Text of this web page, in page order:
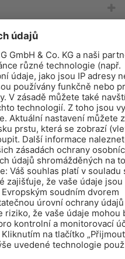
| Ochraně dat
INTERNET